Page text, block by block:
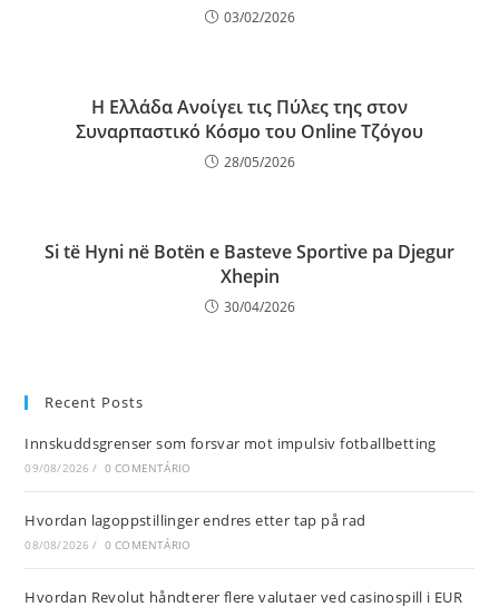
03/02/2026
Η Ελλάδα Ανοίγει τις Πύλες της στον
Συναρπαστικό Κόσμο του Online Τζόγου
28/05/2026
Si të Hyni në Botën e Basteve Sportive pa Djegur
Xhepin
30/04/2026
Recent Posts
Innskuddsgrenser som forsvar mot impulsiv fotballbetting
09/08/2026 / 0 COMENTÁRIO
Hvordan lagoppstillinger endres etter tap på rad
08/08/2026 / 0 COMENTÁRIO
Hvordan Revolut håndterer flere valutaer ved casinospill i EUR